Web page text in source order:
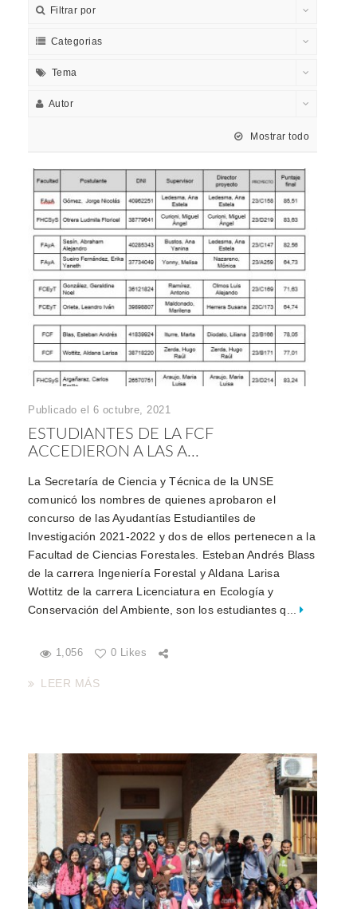
Filtrar por
Categorias
Tema
Autor
Mostrar todo
Publicado el 6 octubre, 2021
ESTUDIANTES DE LA FCF
ACCEDIERON A LAS A...
La Secretaría de Ciencia y Técnica de la UNSE
comunicó los nombres de quienes aprobaron el
concurso de las Ayudantías Estudiantiles de
Investigación 2021-2022 y dos de ellos pertenecen a la
Facultad de Ciencias Forestales. Esteban Andrés Blass
de la carrera Ingeniería Forestal y Aldana Larisa
Wottitz de la carrera Licenciatura en Ecología y
Conservación del Ambiente, son los estudiantes q...
1,056 0 Likes
LEER MÁS